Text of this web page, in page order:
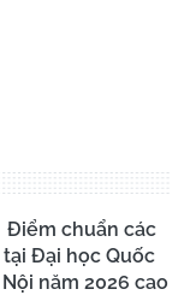
Điểm chuẩn các
Đại học Quốc
năm 2026 cao